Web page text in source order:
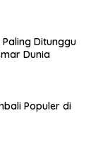
Ditunggu
Dunia
Populer di